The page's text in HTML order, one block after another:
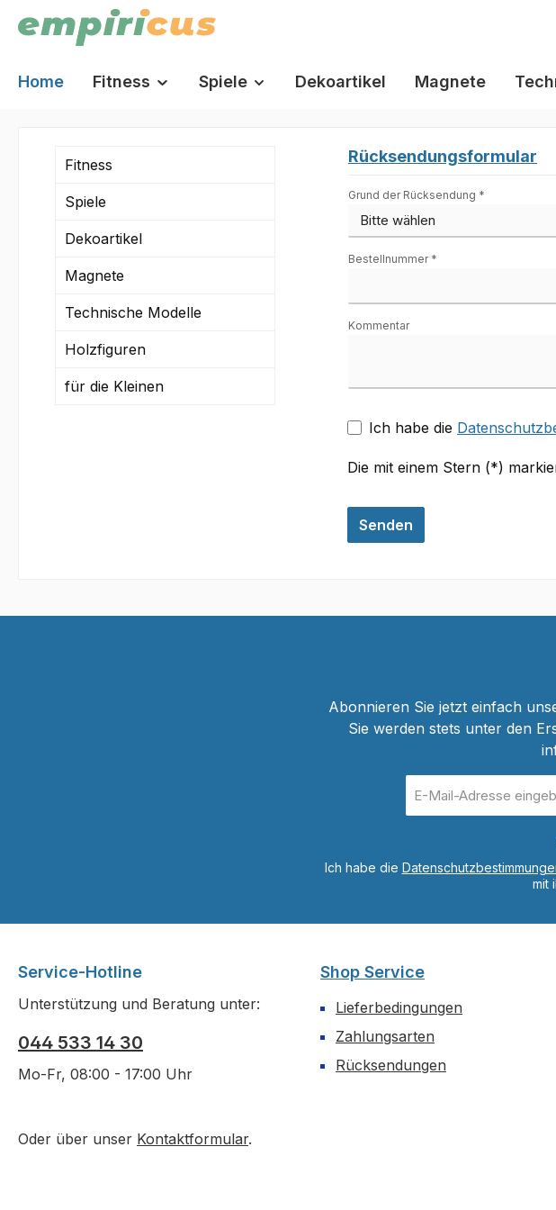
Zur Hauptnavigation springen
Home Fitness Spiele Dekoartikel Magnete
Fitness
Spiele
Dekoartikel
Magnete
Technische Modelle
Holzfiguren
für die Kleinen
Rücksendungsformular
Grund der Rücksendung *
Bestellnummer *
Kommentar
Ich habe die
Die mit einem Stern (*)
Senden
Abonnieren Sie jetzt einfach
Sie werden stets unter den
Mail-
Adresse
Ich habe die
mit
Service-Hotline
Unterstützung und Beratung unter:
044 533 14 30
Mo-Fr, 08:00 - 17:00 Uhr
Oder über unser Kontaktformular.
Shop Service
Lieferbedingungen
Zahlungsarten
Rücksendungen